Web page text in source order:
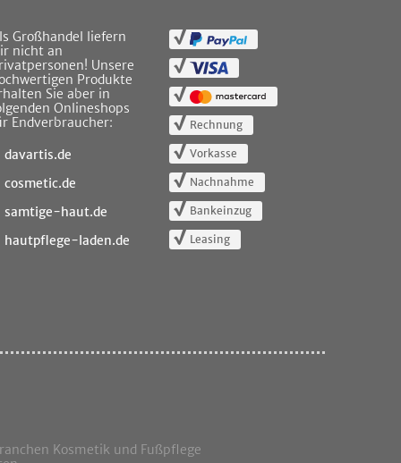
Großhandel liefern
nicht an
Unsere
Produkte
Sie aber in
Onlineshops
Endverbraucher:
davartis.de
cosmetic.de
samtige-haut.de
hautpflege-laden.de
Rechnung
Vorkasse
Nachnahme
Bankeinzug
Leasing
Kosmetik und Fußpflege